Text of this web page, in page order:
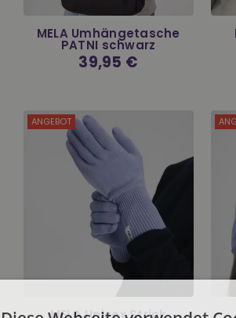
MELA Umhängetasche
PATNI schwarz
Normaler
Preis
39,95 €
ANGEBOT
MELA Unisex Strick